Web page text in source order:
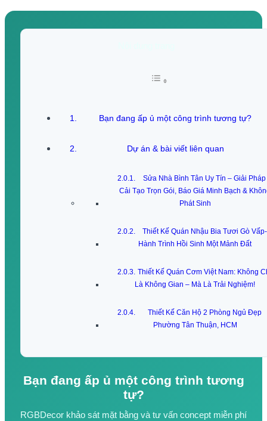
Bạn đang ấp ủ một công trình tương tự?
Dự án & bài viết liên quan
Sửa Nhà Bình Tân Uy Tín – Giải Pháp
Cải Tạo Trọn Gói, Báo Giá Minh Bạch &
Phát Sinh
Thiết Kế Quán Nhậu Bia Tươi Gò Vấp-
Hành Trình Hồi Sinh Một Mảnh Đất
Thiết Kế Quán Cơm Việt Nam: Không
Là Không Gian – Mà Là Trải Nghiệm!
Thiết Kế Căn Hộ 2 Phòng Ngủ Đẹp
Phường Tân Thuận, HCM
Bạn đang ấp ủ một công trình tương
tự?
RGBDecor khảo sát mặt bằng và tư vấn concept miễn phí